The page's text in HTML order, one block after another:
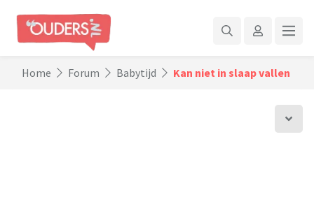
Home Forum Babytijd Kan niet in slaap vallen